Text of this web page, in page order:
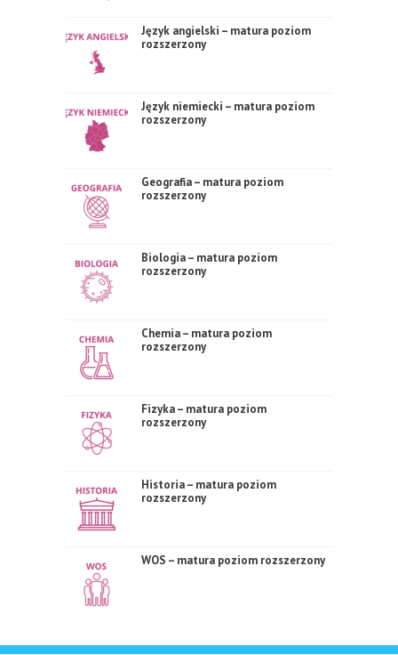
Język angielski – matura poziom
rozszerzony
Język niemiecki – matura poziom
rozszerzony
Geografia – matura poziom
rozszerzony
Biologia – matura poziom
rozszerzony
Chemia – matura poziom
rozszerzony
Fizyka – matura poziom
rozszerzony
Historia – matura poziom
rozszerzony
WOS – matura poziom rozszerzony